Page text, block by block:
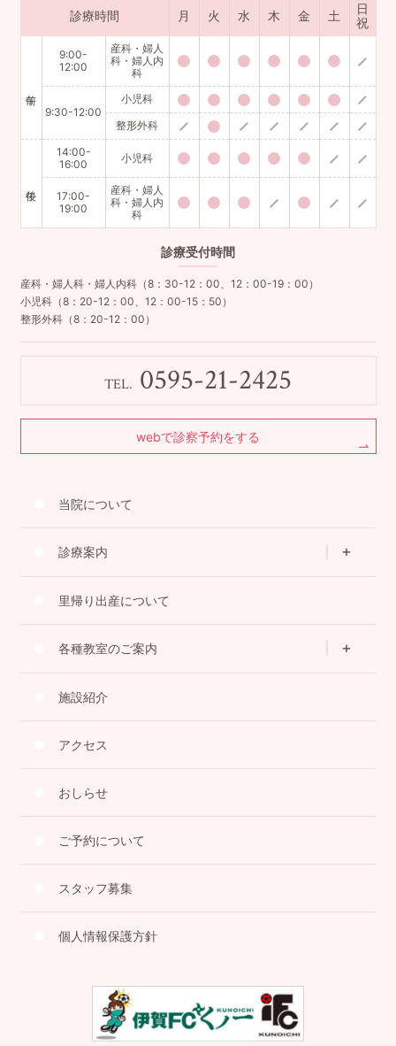
診療時間 月 火 水 木 金 土
日
祝
9:00-
12:00
産科・婦人
科・婦人内
科
9:30-12:00
小児科
整形外科
14:00-
16:00
小児科
17:00-
19:00
産科・婦人
科・婦人内
科
診療受付時間
産科・婦人科・婦人内科（8：30-12：00、12：00-19：00）
小児科（8：20-12：00、12：00-15：50）
整形外科（8：20-12：00）
TEL. 0595-21-2425
webで診察予約をする
当院について
診療案内
里帰り出産について
各種教室のご案内
施設紹介
アクセス
おしらせ
ご予約について
スタッフ募集
個人情報保護方針